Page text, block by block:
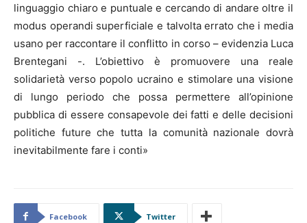
linguaggio chiaro e puntuale e cercando di andare oltre il
modus operandi superficiale e talvolta errato che i media
usano per raccontare il conflitto in corso – evidenzia Luca
Brentegani -. L’obiettivo è promuovere una reale
solidarietà verso popolo ucraino e stimolare una visione
di lungo periodo che possa permettere all’opinione
pubblica di essere consapevole dei fatti e delle decisioni
politiche future che tutta la comunità nazionale dovrà
inevitabilmente fare i conti»
Facebook Twitter